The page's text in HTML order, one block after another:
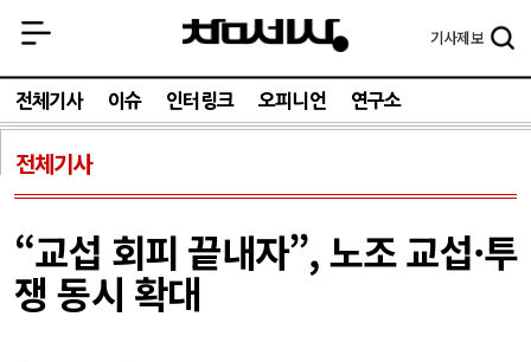
기사제보
전체기사 이슈 인터링크 오피니언 연구소
전체기사
“교섭 회피 끝내자”, 노조 교섭·투
쟁 동시 확대